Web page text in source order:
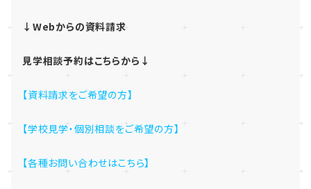
↓Webからの資料請求
見学相談予約はこちらから↓
【資料請求をご希望の方】
【学校見学・個別相談をご希望の方】
【各種お問い合わせはこちら】